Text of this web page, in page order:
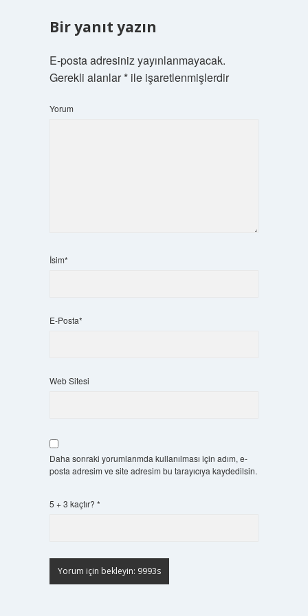
Bir yanıt yazın
E-posta adresiniz yayınlanmayacak.
Gerekli alanlar*ile işaretlenmişlerdir
Yorum
İsim*
E-Posta*
Web Sitesi
Daha sonraki yorumlarımda kullanılması için adım, e-
posta adresim ve site adresim bu tarayıcıya kaydedilsin.
5 + 3 kaçtır? *